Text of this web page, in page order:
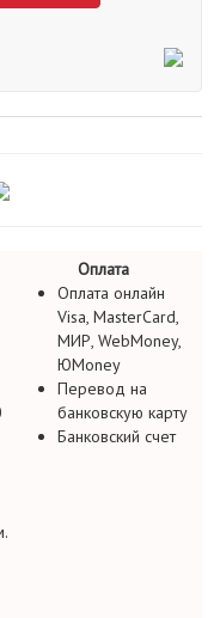
Оплата
Оплата онлайн
Visa, MasterCard,
МИР, WebMoney,
ЮMoney
Перевод на
банковскую карту
Банковский счет